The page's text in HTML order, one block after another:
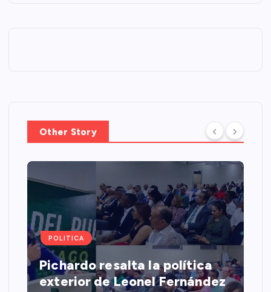
Other Story
POLITICA
Pichardo resalta la política
exterior de Leonel Fernández